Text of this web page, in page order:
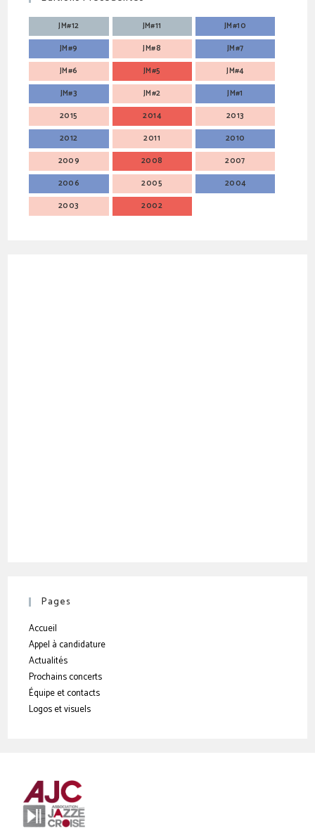
JM#12 JM#11
JM#10
JM#9
JM#8
JM#7
JM#6
JM#5
JM#4
JM#3
JM#2
JM#1
2015
2014
2013
2012
2011
2010
2009
2008
2007
2006
2005
2004
2003
2002
Pages
Accueil
Appel à candidature
Actualités
Prochains concerts
Équipe et contacts
Logos et visuels